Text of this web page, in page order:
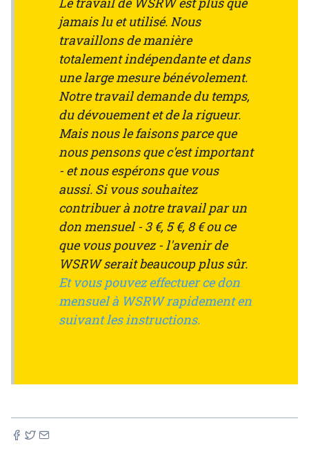
jamais lu et utilisé. Nous
travaillons de manière
totalement indépendante et dans
une large mesure bénévolement.
Notre travail demande du temps,
du dévouement et de la rigueur.
Mais nous le faisons parce que
nous pensons que c'est important
- et nous espérons que vous
aussi. Si vous souhaitez
contribuer à notre travail par un
don mensuel - 3 €, 5 €, 8 € ou ce
que vous pouvez - l'avenir de
WSRW serait beaucoup plus sûr.
Et vous pouvez effectuer ce don
mensuel à WSRW rapidement en
suivant les instructions.